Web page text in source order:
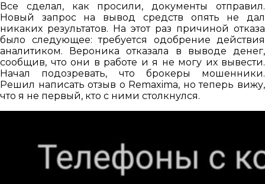
Все сделал, как просили, документы отправил.
Новый запрос на вывод средств опять не дал
никаких результатов. На этот раз причиной отказа
было следующее: требуется одобрение действия
аналитиком. Вероника отказала в выводе денег,
сообщив, что они в работе и я не могу их вывести.
Начал подозревать, что брокеры мошенники.
Решил написать отзыв о Remaxima, но теперь вижу,
что я не первый, кто с ними столкнулся.